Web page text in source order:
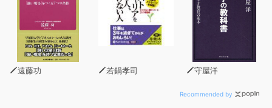
農業や工業、貿易、交通、人工、宗教、言語、村落・都市
に至るまで、
現代世界で目にする「ありとあらゆる分野」を学びます。
そして経済とは、土地と資源の奪い合いなのです。
遠藤功 若鍋孝司 守屋洋
Recommended by